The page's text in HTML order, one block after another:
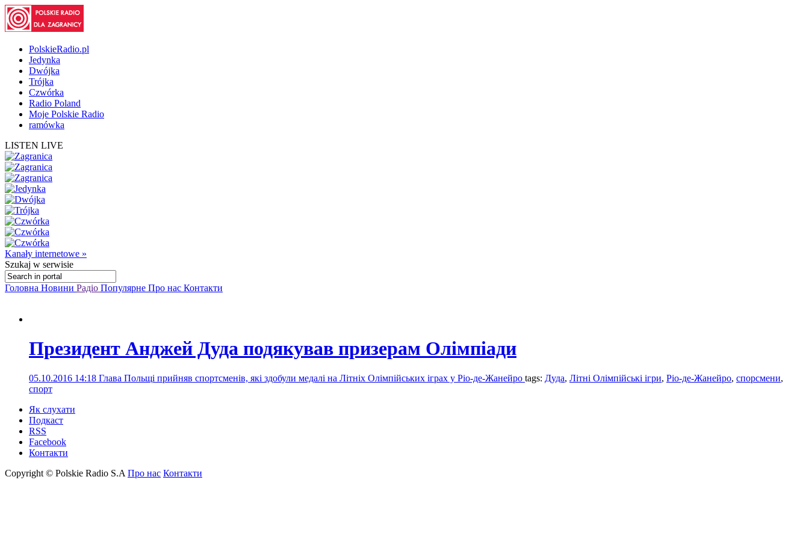
PolskieRadio.pl
Jedynka
Dwójka
Trójka
Czwórka
Radio Poland
Moje Polskie Radio
ramówka
LISTEN LIVE
Kanały internetowe »
Szukaj w serwisie
Головна Новини Радіо Популярне Про нас Контакти
Президент Анджей Дуда подякував призерам Олімпіади
05.10.2016 14:18 Глава Польщі прийняв спортсменів, які здобули медалі на Літніх Олімпійських іграх у Ріо-де-Жанейро tags: Дуда, Літні Олімпійські ігри, Ріо-де-Жанейро, спорсмени,
спорт
Як слухати
Подкаст
RSS
Facebook
Контакти
Copyright © Polskie Radio S.A Про нас Контакти